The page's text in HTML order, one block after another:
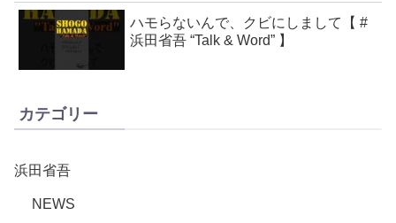
ハモらないんで、クビにしまして【 #
浜田省吾 “Talk & Word” 】
カテゴリー
浜田省吾
NEWS